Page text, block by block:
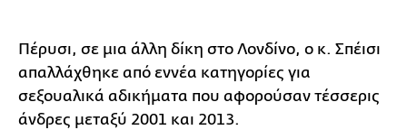
Πέρυσι, σε μια άλλη δίκη στο Λονδίνο, ο κ. Σπέισι
απαλλάχθηκε από εννέα κατηγορίες για
σεξουαλικά αδικήματα που αφορούσαν τέσσερις
άνδρες μεταξύ 2001 και 2013.